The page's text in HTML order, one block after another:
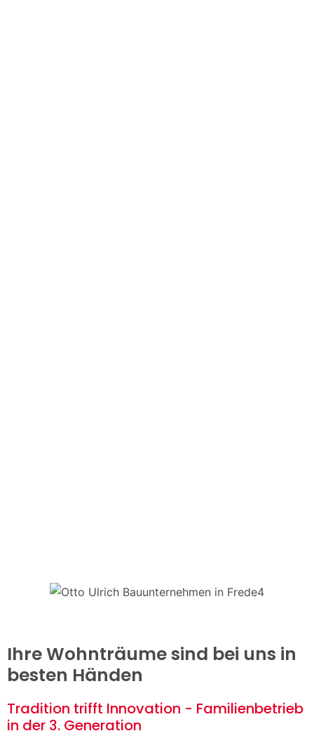
Ihre Wohnträume sind bei uns in
besten Händen
Tradition trifft Innovation - Familienbetrieb
in der 3. Generation